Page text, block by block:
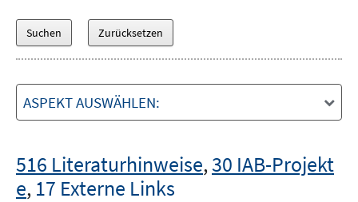
ASPEKT AUSWÄHLEN:
516 Literaturhinweise,30 IAB-Projekt
e, 17 Externe Links